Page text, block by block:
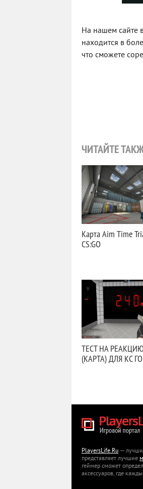
На нашем сайте
находится в
что сможете
ЧИТАЙТЕ
Карта Aim Time
CS:GO
ТЕСТ НА
(КАРТА) ДЛЯ КС ГО
PlayersLife.Ru —
представляет лучшие
геймер сможет
аксессуаров, где